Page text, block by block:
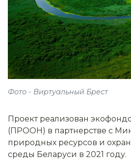
Фото - Виртуальный Брест
Проект реализован
(ПРООН) в партнерстве с
природных ресурсов и
среды Беларуси в 2021 году.